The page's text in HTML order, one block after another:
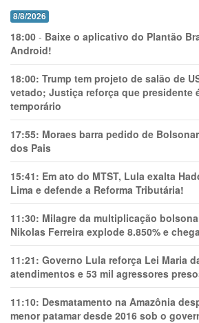
8/8/2026
18:00 - Baixe o aplicativo do Plantão
Android!
18:00: Trump tem projeto de salão de
vetado; Justiça reforça que presidente
temporário
17:55: Moraes barra pedido de
dos Pais
15:41: Em ato do MTST, Lula exalta
Lima e defende a Reforma Tributária!
11:30: Milagre da multiplicação
Nikolas Ferreira explode 8.850% e
11:21: Governo Lula reforça Lei Maria
atendimentos e 53 mil agressores
11:10: Desmatamento na Amazônia
menor patamar desde 2016 sob o